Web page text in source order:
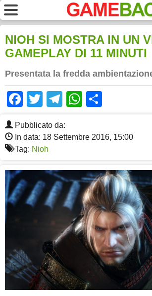
NIOH SI MOSTRA IN UN
GAMEPLAY DI 11 MINUTI
Presentata la fredda
Facebook
TwitterTelegram
WhatsApp
Pubblicato da:
In data: 18 Settembre 2016, 15:00
Tag: Nioh